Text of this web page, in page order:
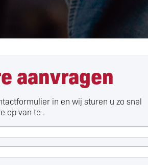
aanvragen
in en wij sturen u zo snel
op van te .